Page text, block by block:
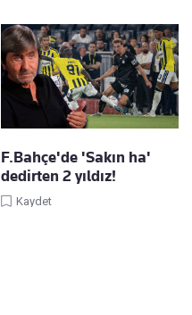
F.Bahçe'de 'Sakın ha'
dedirten 2 yıldız!
Kaydet